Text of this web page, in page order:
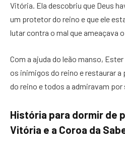
Vitória. Ela descobriu que Deus
um protetor do reino e que ele
lutar contra o mal que ameaçava
Com a ajuda do leão manso,
os inimigos do reino e restaurar a
do reino e todos a admiravam por
História para dormir de
Vitória e a Coroa da